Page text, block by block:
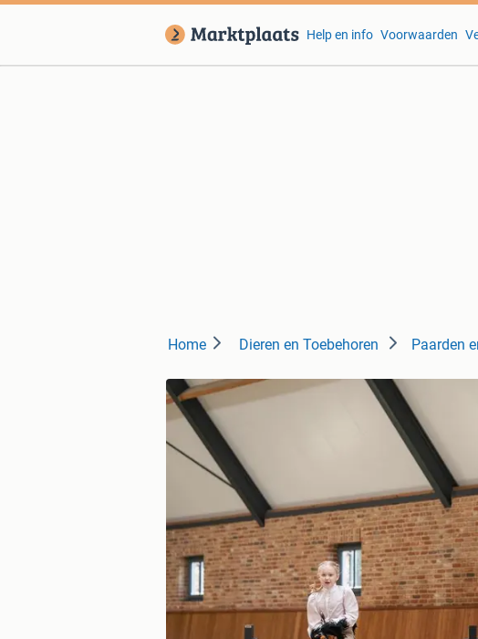
Help en info Voorwaarden
Home Dieren en Toebehoren Paarden